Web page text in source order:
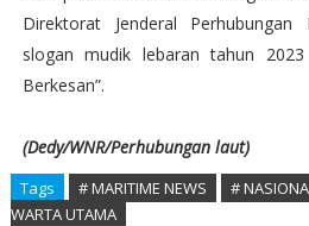
Direktorat Jenderal
slogan mudik lebaran tahun
Berkesan”.
(Dedy/WNR/Perhubungan laut)
Tags # MARITIME NEWS #
WARTA UTAMA